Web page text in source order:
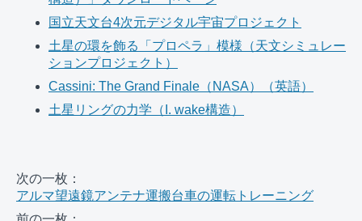
国立天文台4次元デジタル宇宙プロジェクト
土星の環を飾る「プロペラ」模様（天文シミュレー
ションプロジェクト）
Cassini: The Grand Finale（NASA）（英語）
土星リングの力学（I. wake構造）
次の一枚：
アルマ望遠鏡アンテナ運搬台車の運転トレーニング